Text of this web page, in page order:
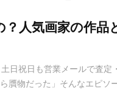
人気画家の作品
日祝日も営業メールで査定・
贋物だった」そんなエピソ